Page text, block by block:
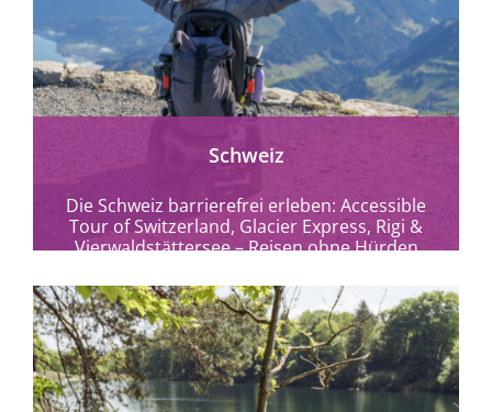
Schweiz
Die Schweiz barrierefrei erleben: Accessible
Tour of Switzerland, Glacier Express, Rigi &
Vierwaldstättersee – Reisen ohne Hürden